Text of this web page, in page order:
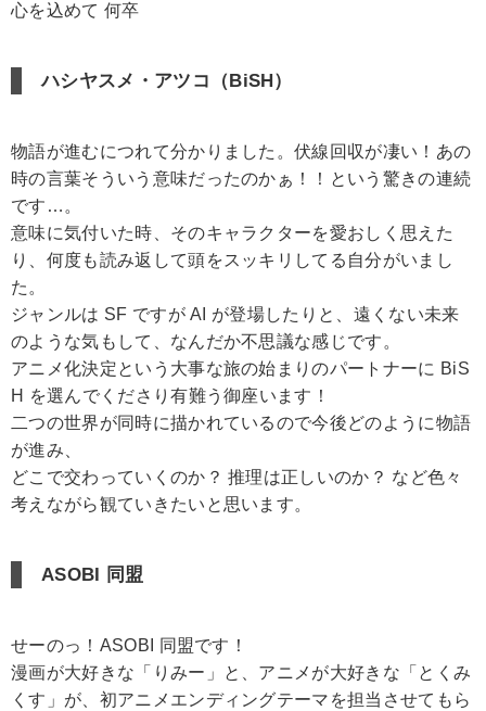
心を込めて 何卒
ハシヤスメ・アツコ（BiSH）
物語が進むにつれて分かりました。伏線回収が凄い！あの
時の言葉そういう意味だったのかぁ！！という驚きの連続
です…。
意味に気付いた時、そのキャラクターを愛おしく思えた
り、何度も読み返して頭をスッキリしてる自分がいまし
た。
ジャンルは SF ですが AI が登場したりと、遠くない未来
のような気もして、なんだか不思議な感じです。
アニメ化決定という大事な旅の始まりのパートナーに BiS
H を選んでくださり有難う御座います！
二つの世界が同時に描かれているので今後どのように物語
が進み、
どこで交わっていくのか？ 推理は正しいのか？ など色々
考えながら観ていきたいと思います。
ASOBI 同盟
せーのっ！ASOBI 同盟です！
漫画が大好きな「りみー」と、アニメが大好きな「とくみ
くす」が、初アニメエンディングテーマを担当させてもら